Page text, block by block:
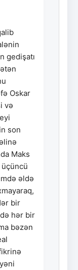
gedişatı
Oskar
və
son
Maks
üçüncü
əldə
bir
hər bir
bəzən